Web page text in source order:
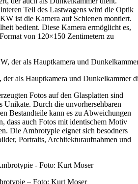
Teil des Lastwagens wird die Optik
ist die Kamera auf Schienen montiert.
bedient. Diese Kamera ermöglicht es,
von 120×150 Zentimetern zu
als Hauptkamera und Dunkelkammer
Fotos auf den Glasplatten sind
Unikate. Durch die unvorhersehbaren
Bestandteile kann es zu Abweichungen
dass auch Fotos mit identischem Motiv
Die Ambrotypie eignet sich besodners
Portraits, Architekturaufnahmen und
– Foto: Kurt Moser